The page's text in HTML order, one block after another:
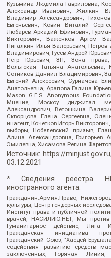
Кузьмина Людмила Гавриловна,
Александр Иванович, Жилкин
Владимир Александрович,
Евгеньевич, Ковин Виталий
Любарев Аркадий Ефимович,
Викторович, Важенков Артем
Пигалкин Илья Валерьевич,
Владимирович, Гусев Андрей
Петр Юрьевич, ЗП, Зона
Вольтская Татьяна Анатольевна,
Сотников Даниил Владимирович,
Евгений Алексеевич, Сурначева
Анатольевна, Арапова Галина
Mason G.E.S. Anonymous
Мнение, Москоу диджитал
Александрович, Ветошкина
Скворцова Елена Сергеевна,
инагент, Кочетков Игорь
выборы, Нобелевский призыв,
Алина Александровна, Григорьев
Эмилевна, Хисамова Регина
Источник: https://
03.12.2021
* Сведения реестра
иностранного агента:
Гражданин.Армия.Право,
культуры, Центр гендерных
Институт права и публичной
врачей, НАСИЛИЮ.НЕТ, Мы
Гуманитарное действие, Лига
Гражданская инициатива
Гражданский Союз, "Хасдей
содействия развитию средств
заключенных, Горячая Линия,